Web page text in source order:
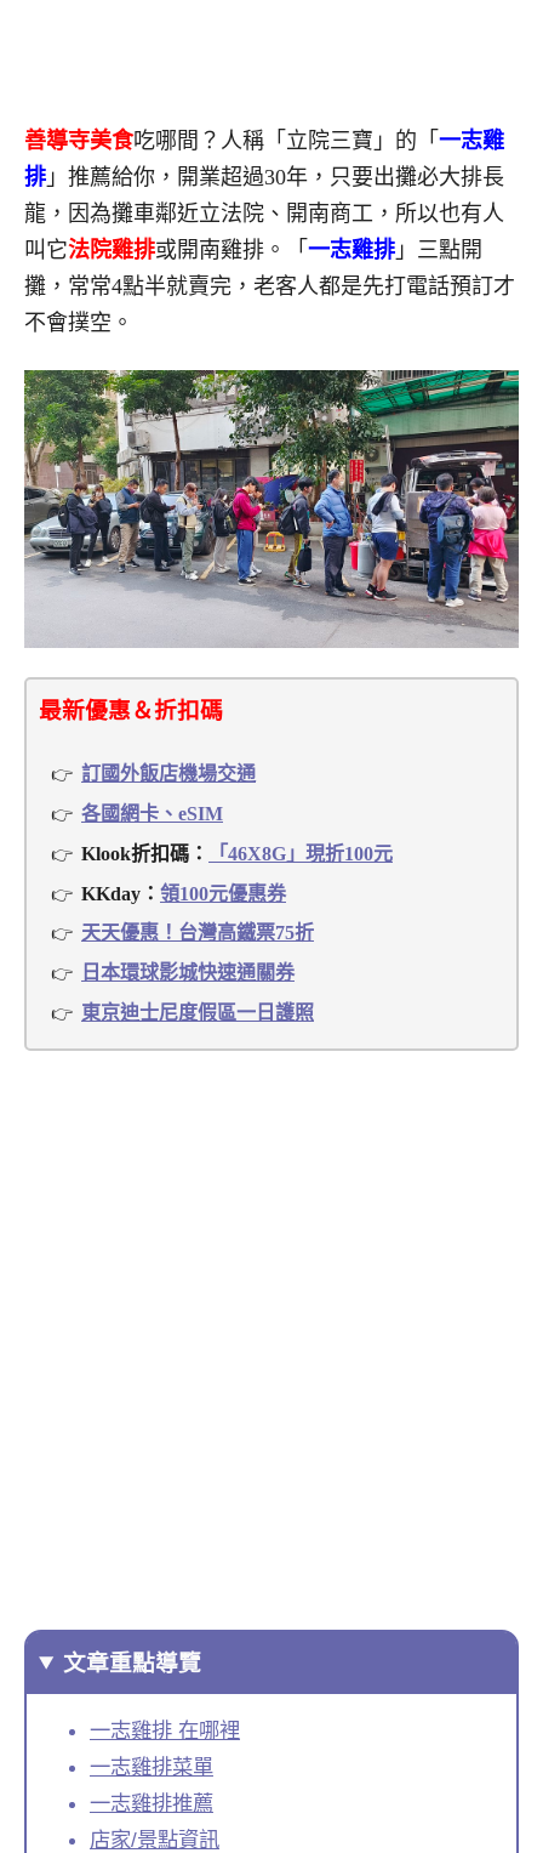
善導寺美食吃哪間？人稱「立院三寶」的「 一志雞
排 」推薦給你，開業超過30年，只要出攤必大排長
龍，因為攤車鄰近立法院、開南商工，所以也有人
叫它法院雞排或開南雞排。「 一志雞排 」三點開
攤，常常4點半就賣完，老客人都是先打電話預訂才
不會撲空。
最新優惠＆折扣碼
訂國外飯店機場交通
各國網卡、eSIM
Klook折扣碼：
「46X8G」現折100元
KKday： 領100元優惠券
天天優惠！台灣高鐵票75折
日本環球影城快速通關券
東京迪士尼度假區一日護照
文章重點導覽
一志雞排 在哪裡
一志雞排菜單
一志雞排推薦
店家/景點資訊